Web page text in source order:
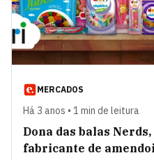
MERCADOS
Há 3 anos • 1 min de leitura
Dona das balas
fabricante de